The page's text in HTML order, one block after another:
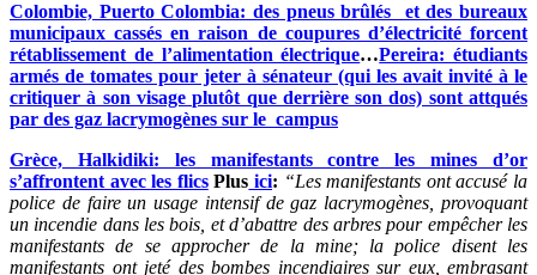
Colombie, Puerto Colombia: des pneus brûlés et des bureaux
municipaux cassés en raison de coupures d’électricité forcent
rétablissement de l’alimentation électrique…Pereira: étudiants
armés de tomates pour jeter à sénateur (qui les avait invité à le
critiquer à son visage plutôt que derrière son dos) sont attqués
par des gaz lacrymogènes sur le campus
Grèce, Halkidiki: les manifestants contre les mines d’or
s’affrontent avec les flicsPlus ici: “Les manifestants ont accusé la
police de faire un usage intensif de gaz lacrymogènes, provoquant
un incendie dans les bois, et d’abattre des arbres pour empêcher les
manifestants de se approcher de la mine; la police disent les
manifestants ont jeté des bombes incendiaires sur eux, embrasant